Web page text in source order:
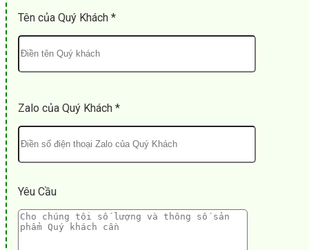
Tên của Quý Khách *
Zalo của Quý Khách *
Yêu Cầu